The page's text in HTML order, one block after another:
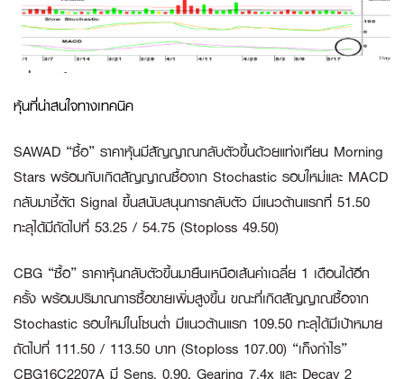
หุ้นที่น่าสนใจทางเทคนิค
SAWAD “ซื้อ” ราคาหุ้นมีสัญญาณกลับตัวขึ้นด้วยแท่งเทียน Morning
Stars พร้อมกับเกิดสัญญาณซื้อจาก Stochastic รอบใหม่และ MACD
กลับมาชี้ตัด Signal ขึ้นสนับสนุนการกลับตัว มีแนวต้านแรกที่ 51.50
ทะลุได้มีถัดไปที่ 53.25 / 54.75 (Stoploss 49.50)
CBG “ซื้อ” ราคาหุ้นกลับตัวขึ้นมายืนเหนือเส้นค่าเฉลี่ย 1 เดือนได้อีก
ครั้ง พร้อมปริมาณการซื้อขายเพิ่มสูงขึ้น ขณะที่เกิดสัญญาณซื้อจาก
Stochastic รอบใหม่ในโซนต่ำ มีแนวต้านแรก 109.50 ทะลุได้มีเป้าหมาย
ถัดไปที่ 111.50 / 113.50 บาท (Stoploss 107.00) “เก็งกำไร”
CBG16C2207A มี Sens. 0.90, Gearing 7.4x และ Decay 2